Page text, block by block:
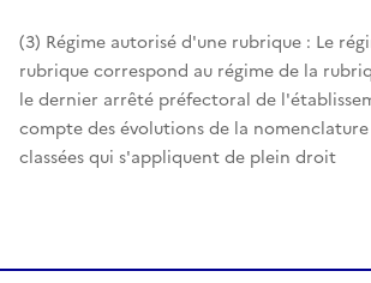
(3) Régime autorisé d'une rubrique : Le
rubrique correspond au régime de la
le dernier arrêté préfectoral de
compte des évolutions de la
classées qui s'appliquent de plein droit